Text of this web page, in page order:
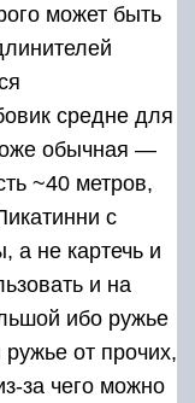
может быть
средне для
обычная —
~40 метров,
с
а не картечь и
и на
ибо ружье
от прочих,
за чего можно